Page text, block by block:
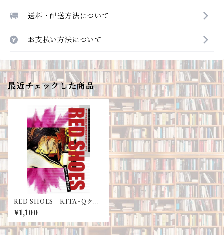
送料・配送方法について
お支払い方法について
最近チェックした商品
RED SHOES KITA−Qクロ
ニクル オール北九州ロケ作
品◆聖地巡礼ガイドブック
¥1,100